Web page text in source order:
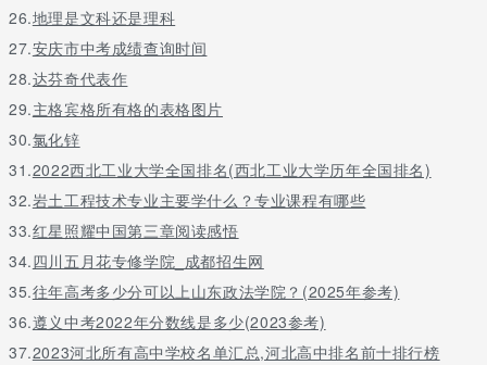
26.地理是文科还是理科
27.安庆市中考成绩查询时间
28.达芬奇代表作
29.主格宾格所有格的表格图片
30.氯化锌
31.2022西北工业大学全国排名(西北工业大学历年全国排名)
32.岩土工程技术专业主要学什么？专业课程有哪些
33.红星照耀中国第三章阅读感悟
34.四川五月花专修学院_成都招生网
35.往年高考多少分可以上山东政法学院？(2025年参考)
36.遵义中考2022年分数线是多少(2023参考)
37.2023河北所有高中学校名单汇总,河北高中排名前十排行榜